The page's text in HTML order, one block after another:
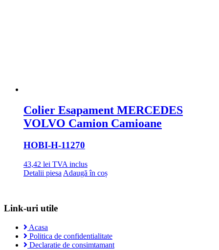
Colier Esapament MERCEDES
VOLVO Camion Camioane
HOBI-H-11270
43,42 lei TVA inclus
Detalii piesa Adaugă în coș
Link-uri utile
Acasa
Politica de confidentialitate
Declaratie de consimtamant